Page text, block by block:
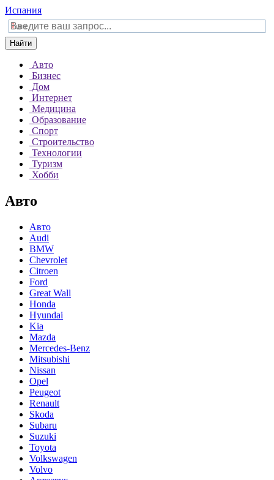
Испания
Найти
Авто
Бизнес
Дом
Интернет
Медицина
Образование
Спорт
Строительство
Технологии
Туризм
Хобби
Авто
Авто
Audi
BMW
Chevrolet
Citroen
Ford
Great Wall
Honda
Hyundai
Kia
Mazda
Mercedes-Benz
Mitsubishi
Nissan
Opel
Peugeot
Renault
Skoda
Subaru
Suzuki
Toyota
Volkswagen
Volvo